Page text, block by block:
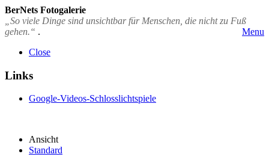
BerNets Fotogalerie
„So viele Dinge sind unsichtbar für Menschen, die nicht zu Fuß
gehen.“ .
Menu
Close
Links
Google-Videos-Schlosslichtspiele
Ansicht
Standard